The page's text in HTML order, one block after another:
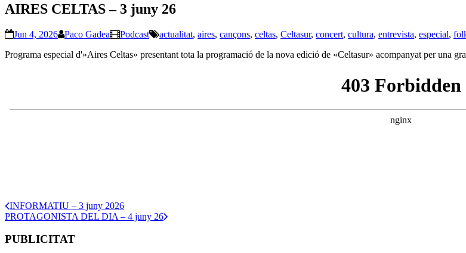
AIRES CELTAS – 3 juny 26
Jun 4, 2026 Paco Gadea Podcast actualitat, aires, cançons, celtas, Celtasur, concert, cultura, entrevista, especial,
Programa especial d'»Aires Celtas» presentant tota la programació de la nova edició de «Celtasur» acompanyat per una
INFORMATIU – 3 juny 2026
PROTAGONISTA DEL DIA – 4 juny 26
PUBLICITAT